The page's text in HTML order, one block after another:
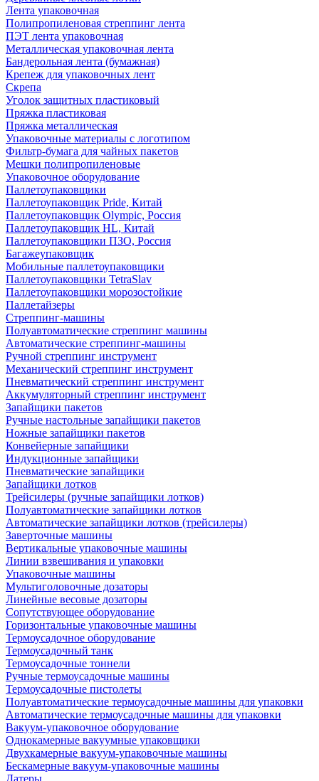
Лента упаковочная
Полипропиленовая стреппинг лента
ПЭТ лента упаковочная
Металлическая упаковочная лента
Бандерольная лента (бумажная)
Крепеж для упаковочных лент
Скрепа
Уголок защитных пластиковый
Пряжка пластиковая
Пряжка металлическая
Упаковочные материалы с логотипом
Фильтр-бумага для чайных пакетов
Мешки полипропиленовые
Упаковочное оборудование
Паллетоупаковщики
Паллетоупаковщик Pride, Китай
Паллетоупаковщик Olympic, Россия
Паллетоупаковщик HL, Китай
Паллетоупаковщики ПЗО, Россия
Багажеупаковщик
Мобильные паллетоупаковщики
Паллетоупаковщики TetraSlav
Паллетоупаковщики морозостойкие
Паллетайзеры
Стреппинг-машины
Полуавтоматические стреппинг машины
Автоматические стреппинг-машины
Ручной стреппинг инструмент
Механический стреппинг инструмент
Пневматический стреппинг инструмент
Аккумуляторный стреппинг инструмент
Запайщики пакетов
Ручные настольные запайщики пакетов
Ножные запайщики пакетов
Конвейерные запайщики
Индукционные запайщики
Пневматические запайщики
Запайщики лотков
Трейсилеры (ручные запайщики лотков)
Полуавтоматические запайщики лотков
Автоматические запайщики лотков (трейсилеры)
Заверточные машины
Вертикальные упаковочные машины
Линии взвешивания и упаковки
Упаковочные машины
Мультиголовочные дозаторы
Линейные весовые дозаторы
Сопутствующее оборудование
Горизонтальные упаковочные машины
Термоусадочное оборудование
Термоусадочный танк
Термоусадочные тоннели
Ручные термоусадочные машины
Термоусадочные пистолеты
Полуавтоматические термоусадочные машины для упаковки
Автоматические термоусадочные машины для упаковки
Вакуум-упаковочное оборудование
Однокамерные вакуумные упаковщики
Двухкамерные вакуум-упаковочные машины
Бескамерные вакуум-упаковочные машины
Датеры